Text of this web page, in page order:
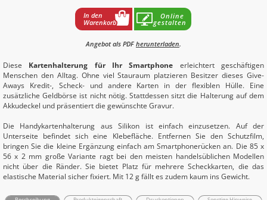
In den
Warenkorb
Online
gestalten
Angebot als PDF herunterladen.
Diese Kartenhalterung für Ihr Smartphone erleichtert geschäftigen
Menschen den Alltag. Ohne viel Stauraum platzieren Besitzer dieses Give-
Aways Kredit-, Scheck- und andere Karten in der flexiblen Hülle. Eine
zusätzliche Geldbörse ist nicht nötig. Stattdessen sitzt die Halterung auf dem
Akkudeckel und präsentiert die gewünschte Gravur.
Die Handykartenhalterung aus Silikon ist einfach einzusetzen. Auf der
Unterseite befindet sich eine Klebefläche. Entfernen Sie den Schutzfilm,
bringen Sie die kleine Ergänzung einfach am Smartphonerücken an. Die 85 x
56 x 2 mm große Variante ragt bei den meisten handelsüblichen Modellen
nicht über die Ränder. Sie bietet Platz für mehrere Scheckkarten, die das
elastische Material sicher fixiert. Mit 12 g fällt es zudem kaum ins Gewicht.